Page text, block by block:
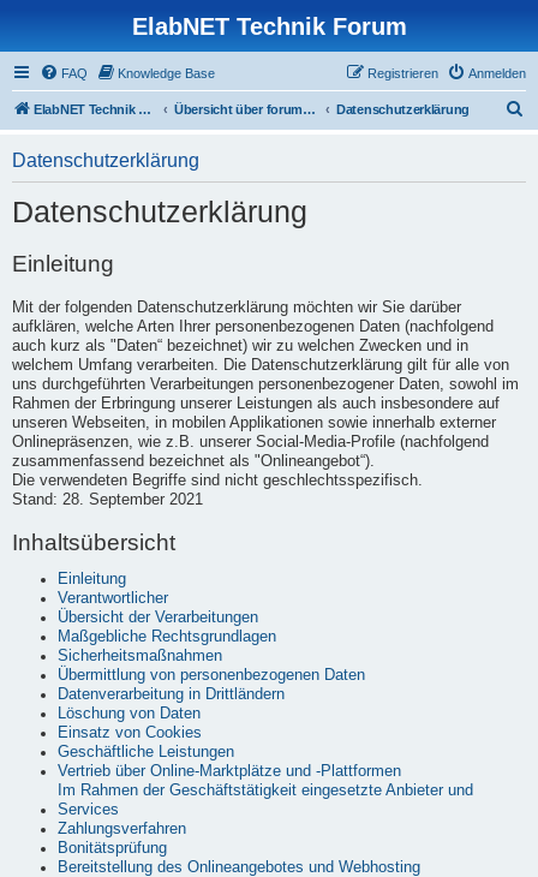
ElabNET Technik Forum
FAQ Knowledge Base Anmelden
Registrieren
ElabNET Technik Forum Übersicht über forum.timberwolf.io Datenschutzerklärung
Datenschutzerklärung
Datenschutzerklärung
Einleitung
Mit der folgenden Datenschutzerklärung möchten wir Sie darüber
aufklären, welche Arten Ihrer personenbezogenen Daten (nachfolgend
auch kurz als "Daten“ bezeichnet) wir zu welchen Zwecken und in
welchem Umfang verarbeiten. Die Datenschutzerklärung gilt für alle von
uns durchgeführten Verarbeitungen personenbezogener Daten, sowohl im
Rahmen der Erbringung unserer Leistungen als auch insbesondere auf
unseren Webseiten, in mobilen Applikationen sowie innerhalb externer
Onlinepräsenzen, wie z.B. unserer Social-Media-Profile (nachfolgend
zusammenfassend bezeichnet als "Onlineangebot“).
Die verwendeten Begriffe sind nicht geschlechtsspezifisch.
Stand: 28. September 2021
Inhaltsübersicht
Einleitung
Verantwortlicher
Übersicht der Verarbeitungen
Maßgebliche Rechtsgrundlagen
Sicherheitsmaßnahmen
Übermittlung von personenbezogenen Daten
Datenverarbeitung in Drittländern
Löschung von Daten
Einsatz von Cookies
Geschäftliche Leistungen
Vertrieb über Online-Marktplätze und -Plattformen
Im Rahmen der Geschäftstätigkeit eingesetzte Anbieter und
Services
Zahlungsverfahren
Bonitätsprüfung
Bereitstellung des Onlineangebotes und Webhosting